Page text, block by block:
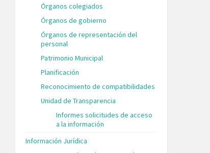
Órganos colegiados
Órganos de gobierno
Órganos de representación del
personal
Patrimonio Municipal
Planificación
Reconocimiento de compatibilidades
Unidad de Transparencia
Informes solicitudes de acceso
a la información
Información Jurídica